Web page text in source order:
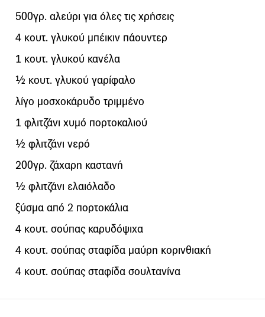
500γρ. αλεύρι για όλες τις χρήσεις
4 κουτ. γλυκού μπέικιν πάουντερ
1 κουτ. γλυκού κανέλα
½ κουτ. γλυκού γαρίφαλο
λίγο μοσχοκάρυδο τριμμένο
1 φλιτζάνι χυμό πορτοκαλιού
½ φλιτζάνι νερό
200γρ. ζάχαρη καστανή
½ φλιτζάνι ελαιόλαδο
ξύσμα από 2 πορτοκάλια
4 κουτ. σούπας καρυδόψιχα
4 κουτ. σούπας σταφίδα μαύρη κορινθιακή
4 κουτ. σούπας σταφίδα σουλτανίνα